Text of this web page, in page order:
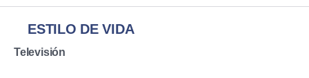
ESTILO DE VIDA
Televisión